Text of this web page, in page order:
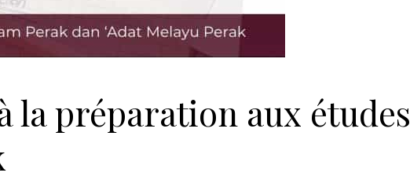
la préparation aux études